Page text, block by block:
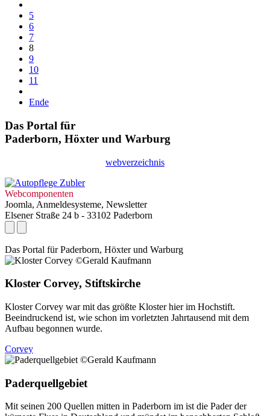
5
6
7
8
9
10
11
Ende
Das Portal für
Paderborn, Höxter und Warburg
webverzeichnis
Webcomponenten
Joomla, Anmeldesysteme, Newsletter
Elsener Straße 24 b - 33102 Paderborn
Das Portal fürPaderborn, Höxterund Warburg
Kloster Corvey, Stiftskirche
Kloster Corvey war mit das größte Kloster hier im Hochstift.
Beeindruckend ist, wie schon im vorletzten Jahrtausend mit dem
Aufbau begonnen wurde.
Corvey
Paderquellgebiet
Mit seinen 200 Quellen mitten in Paderborn im ist die Pader der